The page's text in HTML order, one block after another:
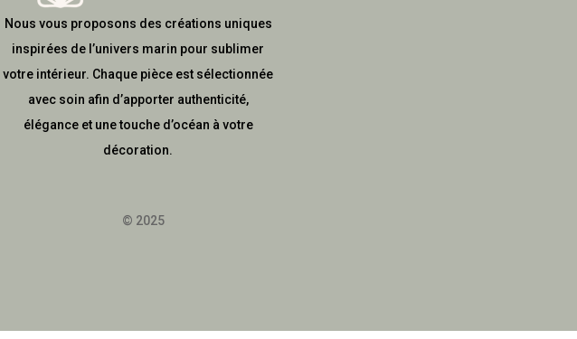
Nous vous proposons des créations uniques
inspirées de l’univers marin pour sublimer
votre intérieur. Chaque pièce est sélectionnée
avec soin afin d’apporter authenticité,
élégance et une touche d’océan à votre
décoration.
© 2025